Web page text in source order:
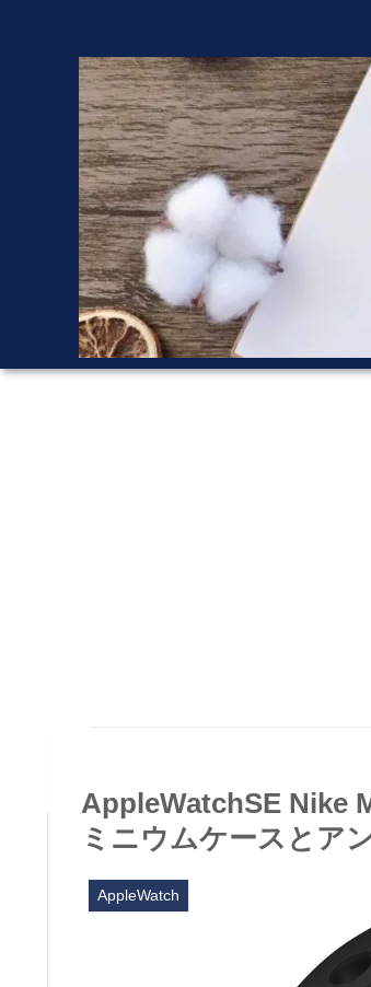
AppleWatchSE Nike
ミニウムケースとア
AppleWatch